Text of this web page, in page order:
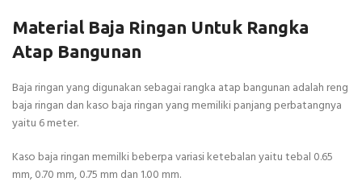
Material Baja Ringan Untuk Rangka
Atap Bangunan
Baja ringan yang digunakan sebagai rangka atap bangunan adalah reng
baja ringan dan kaso baja ringan yang memiliki panjang perbatangnya
yaitu 6 meter.
Kaso baja ringan memilki beberpa variasi ketebalan yaitu tebal 0.65
mm, 0.70 mm, 0.75 mm dan 1.00 mm.